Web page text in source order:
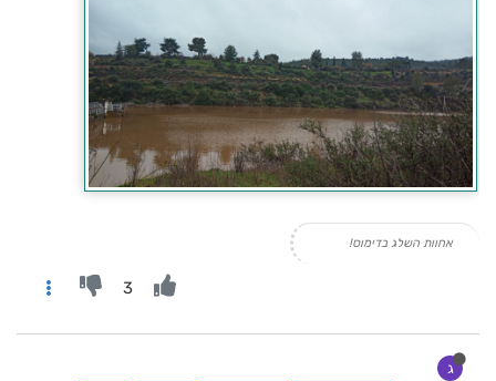
אחוות השלג בדימוס!
3
ג